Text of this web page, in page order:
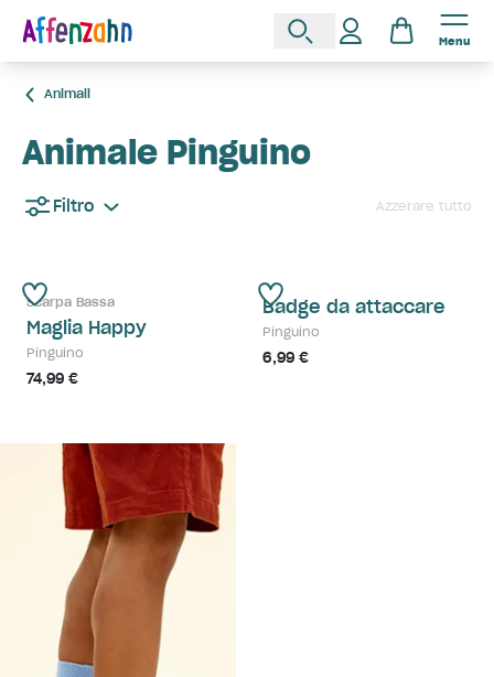
Menu
Animali
Animale Pinguino
Filtro Azzerare tutto
Scarpa Bassa
Maglia Happy
Pinguino
74,99 €
Badge da attaccare
Pinguino
6,99 €